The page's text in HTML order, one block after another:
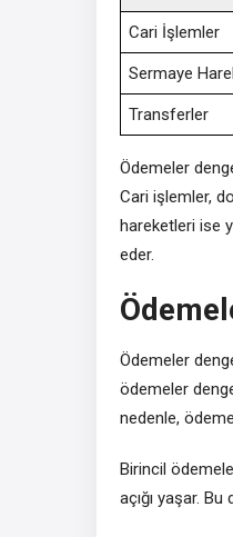
Cari İşlemler
Sermaye
Transferler
Ödemeler
Cari işlemler,
hareketleri ise
eder.
Ödemeler
ödemeler
nedenle,
Birincil
açığı yaşar.